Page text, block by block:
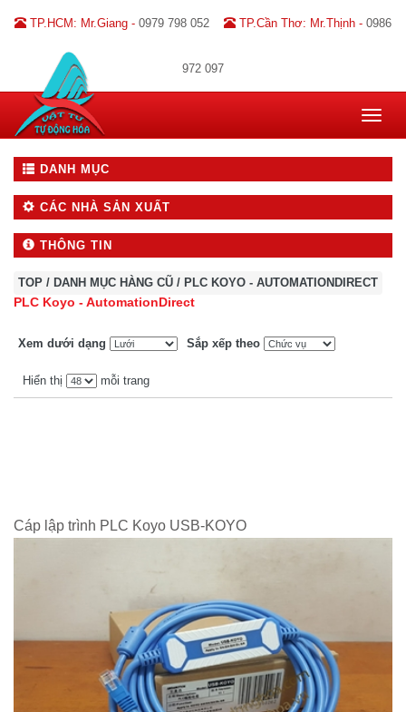
TP.HCM: Mr.Giang - 0979 798 052 TP.Cần Thơ: Mr.Thịnh - 0986
972 097
Toggle
DANH MỤC
CÁC NHÀ SẢN XUẤT
THÔNG TIN
TOP / DANH MỤC HÀNG CŨ / PLC KOYO - AUTOMATIONDIRECT
PLC Koyo - AutomationDirect
Xem dưới dạng Sắp xếp theo
Hiển thị mỗi trang
Cáp lập trình PLC Koyo USB-KOYO